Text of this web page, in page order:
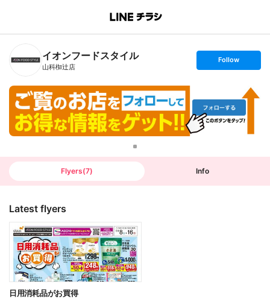
B
n
c
h
T
イオンフードスタイル
山科椥辻店
s
t
l
o
w
Follow
Flyers(7) Info
Latest flyers
日用消耗品がお買得